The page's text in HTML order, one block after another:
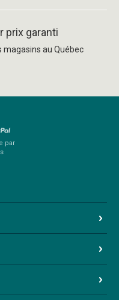
prix garanti
magasins au Québec
par